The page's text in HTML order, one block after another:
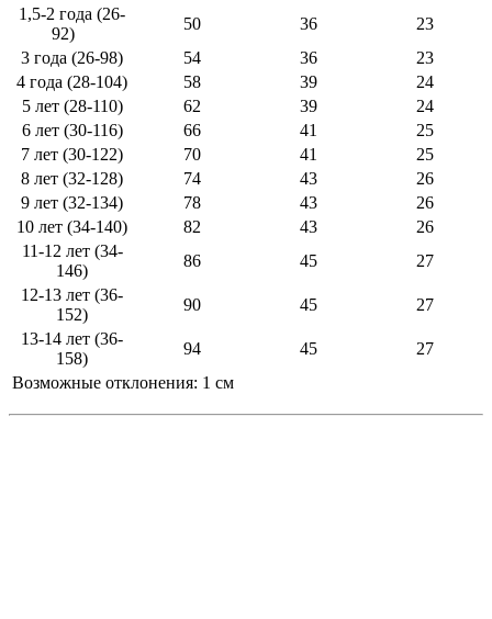
1,5-2 года (26-
92)
50 36
23
3 года (26-98)
54 36
23
4 года (28-104)
58 39
24
5 лет (28-110)
62 39
24
6 лет (30-116)
66 41
25
7 лет (30-122)
70 41
25
8 лет (32-128)
74 43
26
9 лет (32-134)
78 43
26
10 лет (34-140)
82 43
26
11-12 лет (34-
146)
86 45
27
12-13 лет (36-
152)
90 45
27
13-14 лет (36-
158)
94 45
27
Возможные отклонения: 1 см